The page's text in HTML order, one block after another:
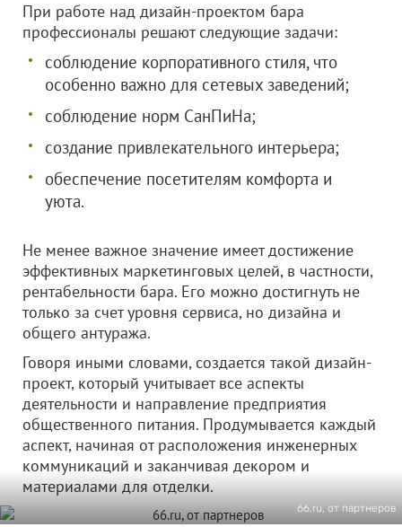
При работе над дизайн-проектом бара
профессионалы решают следующие задачи:
соблюдение корпоративного стиля, что
особенно важно для сетевых заведений;
соблюдение норм СанПиНа;
создание привлекательного интерьера;
обеспечение посетителям комфорта и
уюта.
Не менее важное значение имеет достижение
эффективных маркетинговых целей, в частности,
рентабельности бара. Его можно достигнуть не
только за счет уровня сервиса, но дизайна и
общего антуража.
Говоря иными словами, создается такой дизайн-
проект, который учитывает все аспекты
деятельности и направление предприятия
общественного питания. Продумывается каждый
аспект, начиная от расположения инженерных
коммуникаций и заканчивая декором и
материалами для отделки.
66.ru, от партнеров